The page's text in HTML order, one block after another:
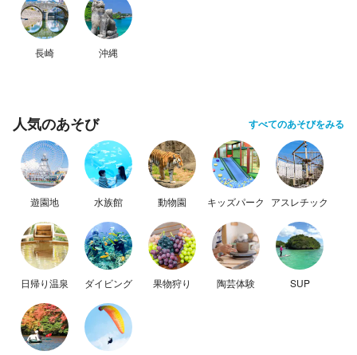
長崎 沖縄
人気のあそび すべてのあそびをみる
遊園地 水族館 動物園 キッズパーク アスレチック
日帰り温泉 ダイビング 果物狩り 陶芸体験 SUP